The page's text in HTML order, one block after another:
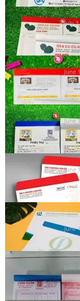
In
July
In
June
In
June
In
June
In
June
In
June